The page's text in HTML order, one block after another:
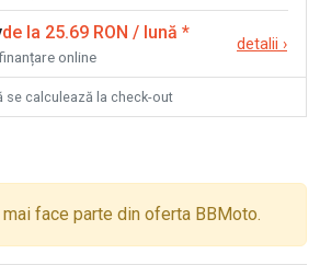
de la 25.69 RON / lună *
online
detalii ›
se calculează la check-out
face parte din oferta BBMoto.